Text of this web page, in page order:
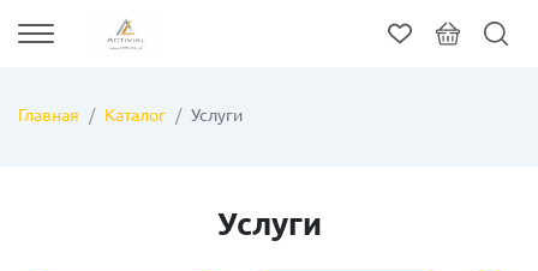
Главная Каталог Услуги
Услуги